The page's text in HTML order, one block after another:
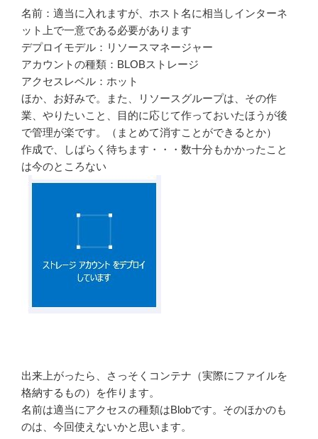
名前：適当に入れますが、ホスト名に相当しインターネ
ット上で一意である必要があります
デプロイモデル：リソースマネージャー
アカウントの種類：BLOBストレージ
アクセスレベル：ホット
ほか、お好みで。また、リソースグループは、その作
業、やりたいこと、目的に応じて作っておいたほうが後
で管理が楽です。（まとめて消すことができるとか）
作成で、しばらく待ちます・・・数十分もかかったこと
は今のところない
出来上がったら、さっそくコンテナ（実際にファイルを
格納するもの）を作ります。
名前は適当にアクセスの種類はBlobです。そのほかのも
のは、今回使えないかと思います。